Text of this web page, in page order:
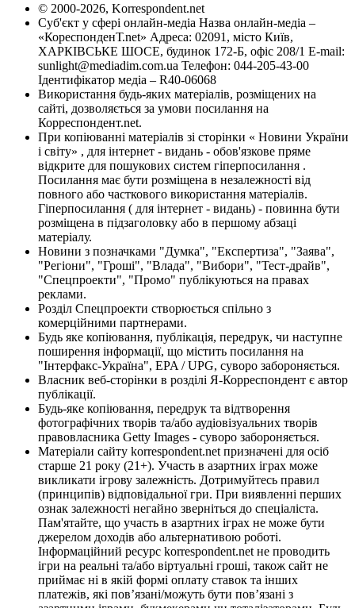
© 2000-2026, Korrespondent.net
Суб'єкт у сфері онлайн-медіа Назва онлайн-медіа –
«КореспонденТ.net» Адреса: 02091, місто Київ,
ХАРКІВСЬКЕ ШОСЕ, будинок 172-Б, офіс 208/1 E-mail:
sunlight@mediadim.com.ua Телефон: 044-205-43-00
Ідентифікатор медіа – R40-06068
Використання будь-яких матеріалів, розміщених на
сайті, дозволяється за умови посилання на
Корреспондент.net.
При копіюванні матеріалів зі сторінки « Новини України
і світу» , для інтернет - видань - обов'язкове пряме
відкрите для пошукових систем гіперпосилання .
Посилання має бути розміщена в незалежності від
повного або часткового використання матеріалів.
Гіперпосилання ( для інтернет - видань) - повинна бути
розміщена в підзаголовку або в першому абзаці
матеріалу.
Новини з позначками "Думка", "Експертиза", "Заява",
"Регіони", "Гроші", "Влада", "Вибори", "Тест-драйв",
"Спецпроекти", "Промо" публікуються на правах
реклами.
Розділ Спецпроекти створюється спільно з
комерційними партнерами.
Будь яке копіювання, публікація, передрук, чи наступне
поширення інформації, що містить посилання на
"Інтерфакс-Україна", EPA / UPG, суворо забороняється.
Власник веб-сторінки в розділі Я-Корреспондент є автор
публікації.
Будь-яке копіювання, передрук та відтворення
фотографічних творів та/або аудіовізуальних творів
правовласника Getty Images - суворо забороняється.
Матеріали сайту korrespondent.net призначені для осіб
старше 21 року (21+). Участь в азартних іграх може
викликати ігрову залежність. Дотримуйтесь правил
(принципів) відповідальної гри. При виявленні перших
ознак залежності негайно зверніться до спеціаліста.
Пам'ятайте, що участь в азартних іграх не може бути
джерелом доходів або альтернативою роботі.
Інформаційний ресурс korrespondent.net не проводить
ігри на реальні та/або віртуальні гроші, також сайт не
приймає ні в якій формі оплату ставок та інших
платежів, які пов’язані/можуть бути пов’язані з